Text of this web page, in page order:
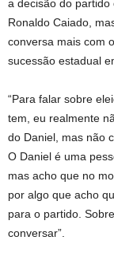
a decisão do
Ronaldo Caiado,
conversa mais com
sucessão estadual
“Para falar sobre
tem, eu realmente
do Daniel, mas não
O Daniel é uma
mas acho que no
por algo que acho
para o partido.
conversar”.